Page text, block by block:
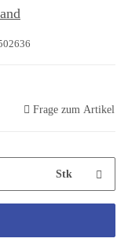
Frage zum Artikel
Stk